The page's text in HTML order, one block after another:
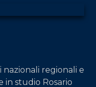
regionali e
in studio Rosario